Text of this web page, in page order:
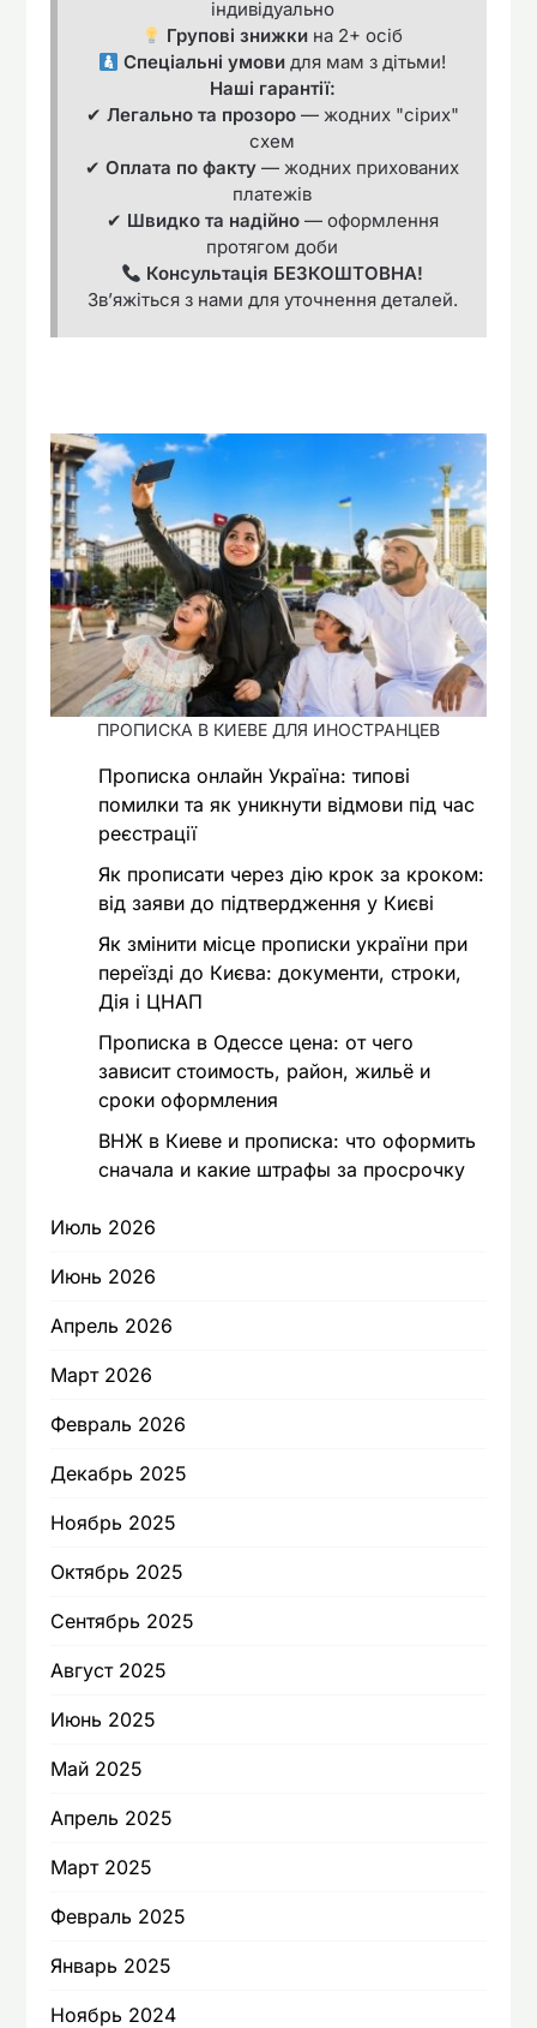
індивідуально
Групові знижки на 2+ осіб
Спеціальні умови для мам з дітьми!
Наші гарантії:
✔ Легально та прозоро— жодних "сірих"
схем
✔ Оплата по факту — жодних прихованих
платежів
✔ Швидко та надійно— оформлення
протягом доби
Консультація БЕЗКОШТОВНА!
Зв’яжіться з нами для уточнення деталей.
ПРОПИСКА В КИЕВЕ ДЛЯ ИНОСТРАНЦЕВ
Прописка онлайн Україна: типові
помилки та як уникнути відмови під час
реєстрації
Як прописати через дію крок за кроком:
від заяви до підтвердження у Києві
Як змінити місце прописки україни при
переїзді до Києва: документи, строки,
Дія і ЦНАП
Прописка в Одессе цена: от чего
зависит стоимость, район, жильё и
сроки оформления
ВНЖ в Киеве и прописка: что оформить
сначала и какие штрафы за просрочку
Июль 2026
Июнь 2026
Апрель 2026
Март 2026
Февраль 2026
Декабрь 2025
Ноябрь 2025
Октябрь 2025
Сентябрь 2025
Август 2025
Июнь 2025
Май 2025
Апрель 2025
Март 2025
Февраль 2025
Январь 2025
Ноябрь 2024